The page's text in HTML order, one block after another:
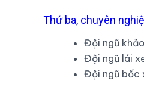
Thứ ba, chuyên
Đội ngũ
Đội ngũ lái
Đội ngũ bốc